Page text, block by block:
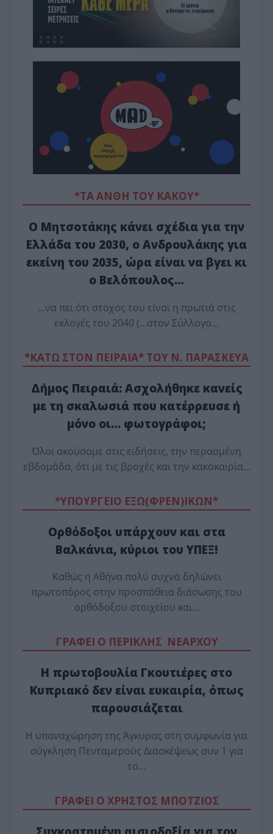
*ΤΑ ΆΝΘΗ ΤΟΥ ΚΑΚΟΎ*
Ο Μητσοτάκης κάνει σχέδια για την
Ελλάδα του 2030, ο Ανδρουλάκης για
εκείνη του 2035, ώρα είναι να βγει κι
ο Βελόπουλος…
…να πει ότι στόχος του είναι η πρωτιά στις
εκλογές του 2040 (…στον Σύλλογο…
*ΚΑΤΩ ΣΤΟΝ ΠΕΙΡΑΙΑ* ΤΟΥ Ν. ΠΑΡΑΣΚΕΥΑ
Δήμος Πειραιά: Ασχολήθηκε κανείς
με τη σκαλωσιά που κατέρρευσε ή
μόνο οι… φωτογράφοι;
Όλοι ακούσαμε στις ειδήσεις, την περασμένη
εβδομάδα, ότι με τις βροχές και την κακοκαιρία…
*ΥΠΟΥΡΓΕΙΟ ΕΞΩ(ΦΡΕΝ)ΙΚΩΝ*
Ορθόδοξοι υπάρχουν και στα
Βαλκάνια, κύριοι του ΥΠΕΞ!
Καθώς η Αθήνα πολύ συχνά δηλώνει
πρωτοπόρος στην προσπάθεια διάσωσης του
ορθόδοξου στοιχείου και…
ΓΡΑΦΕΙ Ο ΠΕΡΙΚΛΗΣ ΝΕΑΡΧΟΥ
Η πρωτοβουλία Γκουτιέρες στο
Κυπριακό δεν είναι ευκαιρία, όπως
παρουσιάζεται
Η υπαναχώρηση της Άγκυρας στη συμφωνία για
σύγκληση Πενταμερούς Διασκέψεως συν 1 για
το…
ΓΡΑΦΕΙ Ο ΧΡΗΣΤΟΣ ΜΠΟΤΖΙΟΣ